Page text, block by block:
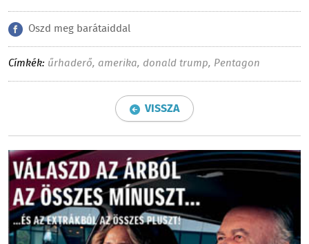
Oszd meg barátaiddal
Címkék: űrhaderő, amerika, donald trump, Pentagon
VISSZA